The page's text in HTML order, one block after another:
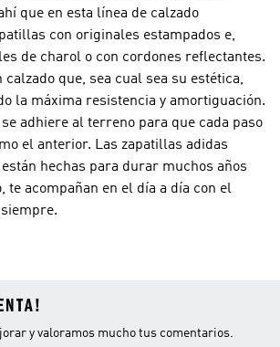
que en esta línea de calzado
con originales estampados e,
de charol o con cordones reflectantes.
que, sea cual sea su estética,
la máxima resistencia y amortiguación.
adhiere al terreno para que cada paso
el anterior. Las zapatillas adidas
hechas para durar muchos años
te acompañan en el día a día con el
y valoramos mucho tus comentarios.